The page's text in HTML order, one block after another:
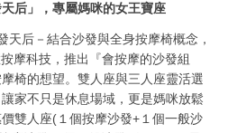
后」，專屬媽咪的女王寶座
天后－結合沙發與全身按摩椅概念，
摩科技，推出『會按摩的沙發組
椅的想望。雙人座與三人座靈活選
家不只是休息場域，更是媽咪放鬆
雙人座(１個按摩沙發+１個一般沙